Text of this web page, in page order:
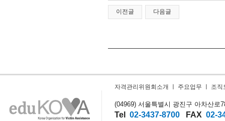
이전글 다음글
자격관리위원회소개 주요업무 조직
(04969) 서울특별시 광진구 아차산로
Tel 02-3437-8700 FAX 02-